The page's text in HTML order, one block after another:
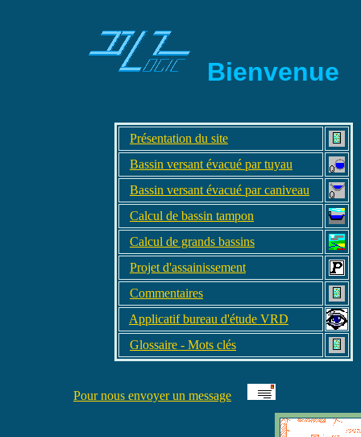
Bienvenue
Présentation du site
Bassin versant évacué par tuyau
Bassin versant évacué par caniveau
Calcul de bassin tampon
Calcul de grands bassins
Projet d'assainissement
Commentaires
Applicatif bureau d'étude VRD
Glossaire - Mots clés
Pour nous envoyer un message